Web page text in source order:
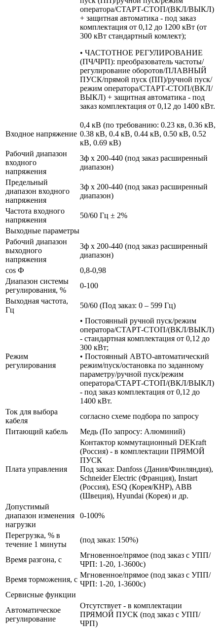
оператора/СТАРТ-СТОП/(ВКЛ/ВЫКЛ)
+ защитная автоматика - под заказ
комплектация от 0,12 до 1200 кВт (от
300 кВт стандартный комлект);
• ЧАСТОТНОЕ РЕГУЛИРОВАНИЕ
(ПЧ/ЧРП): преобразователь частоты/
регулирование оборотов/ПЛАВНЫЙ
ПУСК/прямой пуск (ПП)/ручной пуск/
режим оператора/СТАРТ-СТОП/(ВКЛ/
ВЫКЛ) + защитная автоматика - под
заказ комплектация от 0,12 до 1400 кВт.
Входное напряжение
0,4 кВ (по требованию: 0.23 кв, 0.36 кВ,
0.38 кВ, 0.4 кВ, 0.44 кВ, 0.50 кВ, 0.52
кВ, 0.69 кВ)
Рабочий диапазон
входного
напряжения
3ф х 200-440 (под заказ расширенный
диапазон)
Предельный
диапазон входного
напряжения
3ф х 200-440 (под заказ расширенный
диапазон)
Частота входного
напряжения
50/60 Гц ± 2%
Выходные параметры
Рабочий диапазон
выходного
напряжения
3ф х 200-440 (под заказ расширенный
диапазон)
cos Ф
0,8-0,98
Диапазон системы
регулирования, %
0-100
Выходная частота,
Гц
50/60 (Под заказ: 0 – 599 Гц)
Режим
регулирования
• Постоянный ручной пуск/режим
оператора/СТАРТ-СТОП/(ВКЛ/ВЫКЛ)
- стандартная комплектация от 0,12 до
300 кВт;
• Постоянный АВТО-автоматический
режим/пуск/остановка по заданному
параметру/ручной пуск/режим
оператора/СТАРТ-СТОП/(ВКЛ/ВЫКЛ)
- под заказ комплектация от 0,12 до
1400 кВт.
Ток для выбора
кабеля
согласно схеме подбора по запросу
Питающий кабель
Медь (По запросу: Алюминий)
Плата управления
Контактор коммутационный DEKraft
(Россия) - в комплектации ПРЯМОЙ
ПУСК
Под заказ: Danfoss (Дания/Финляндия),
Schneider Electric (Франция), Instart
(Россия), ESQ (Корея/КНР), ABB
(Швеция), Hyundai (Корея) и др.
Допустимый
диапазон изменения
нагрузки
0-100%
Перегрузка, % в
течение 1 минуты
(под заказ: 150%)
Время разгона, с
Мгновенное/прямое (под заказ с УПП/
ЧРП: 1-20, 1-3600с)
Время торможения, с
Мгновенное/прямое (под заказ с УПП/
ЧРП: 1-20, 1-3600с)
Сервисные функции
Автоматическое
регулирование
Отсутствует - в комплектации
ПРЯМОЙ ПУСК (под заказ с УПП/
ЧРП)